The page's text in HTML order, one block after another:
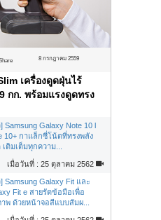
8 กรกฎาคม 2559
เครื่องดูดฝุ่นไร้
กก. พร้อมแรงดูดทรง
Samsung Galaxy Note 10 l
10+ กาแล็กซี่โน้ตที่ทรงพลัง
ติมเต็มทุกความ...
เมื่อวันที่ : 25 ตุลาคม 2562
Samsung Galaxy Fit และ
Fit e สายรัดข้อมือเพื่อ
พ ด้วยหน้าจอสีแบบสัมผ...